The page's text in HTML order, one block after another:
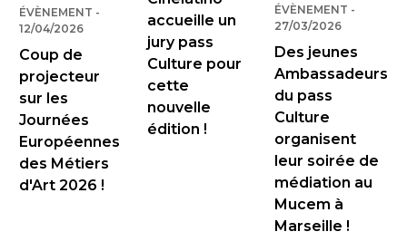
ÉVÈNEMENT -
12/04/2026
Coup de
projecteur
sur les
Journées
Européennes
des Métiers
d'Art 2026 !
accueille un
jury pass
Culture pour
cette
nouvelle
édition !
ÉVÈNEMENT -
27/03/2026
Des jeunes
Ambassadeurs
du pass
Culture
organisent
leur soirée de
médiation au
Mucem à
Marseille !